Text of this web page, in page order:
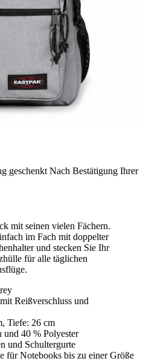
geschenkt Nach Bestätigung Ihrer
mit seinen vielen Fächern.
im Fach mit doppelter
und stecken Sie Ihr
für alle täglichen
Reißverschluss und
Tiefe: 26 cm
und 40 % Polyester
und Schultergurte
für Notebooks bis zu einer Größe